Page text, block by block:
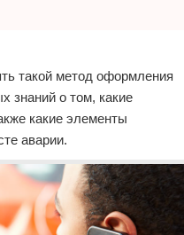
такой метод оформления
знаний о том, какие
какие элементы
аварии.